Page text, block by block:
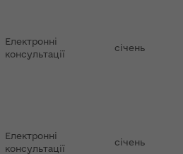
Електронні
консультації
січень
Електронні
консультації
січень